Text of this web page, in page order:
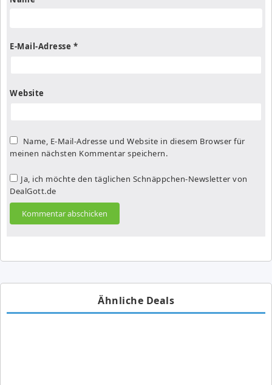
E-Mail-Adresse *
Website
Name, E-Mail-Adresse und Website in diesem Browser für
meinen nächsten Kommentar speichern.
Ja, ich möchte den täglichen Schnäppchen-Newsletter von
DealGott.de
Ähnliche Deals